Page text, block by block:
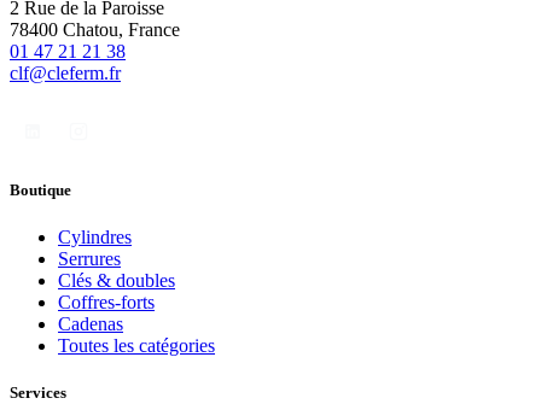
2 Rue de la Paroisse
78400 Chatou, France
01 47 21 21 38
clf@cleferm.fr
Boutique
Cylindres
Serrures
Clés & doubles
Coffres-forts
Cadenas
Toutes les catégories
Services